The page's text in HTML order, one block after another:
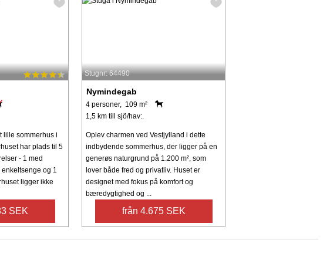
lille sommerhus i
har plads til 5
- 1 med
og 1
ligger ikke
SEK
Stugnr: 64490
Nymindegab
4 personer, 109 m²
1,5 km till sjö/hav:.
Oplev charmen ved Vestjylland i dette
indbydende sommerhus, der ligger på en
generøs naturgrund på 1.200 m², som
lover både fred og privatliv. Huset er
designet med fokus på komfort og
bæredygtighed og ...
från 4.675 SEK